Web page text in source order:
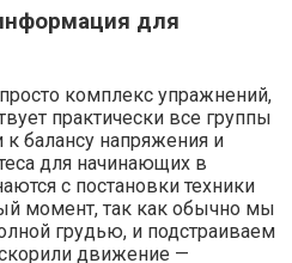
для
комплекс упражнений,
практически все группы
балансу напряжения и
для начинающих в
с постановки техники
момент, так как обычно мы
грудью, и подстраиваем
движение —